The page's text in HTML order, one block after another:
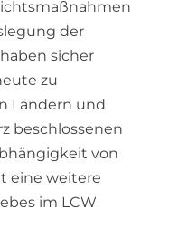
der
sicher
zu
Ländern und
beschlossenen
von
eine weitere
im LCW